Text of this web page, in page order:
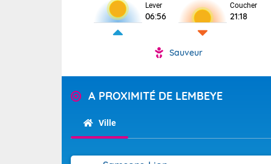
Pour la
Tendance
Lever
06:56
Coucher
21:18
Sauveur
A PROXIMITÉ DE LEMBEYE
Ville
Voici les
Lyon : 33
25 Nancy :
(84). Sur le
Sur les